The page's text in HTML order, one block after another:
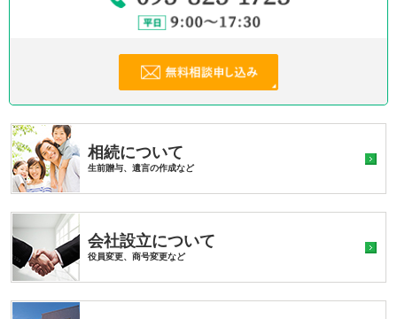
相続について
生前贈与、遺言の作成など
会社設立について
役員変更、商号変更など